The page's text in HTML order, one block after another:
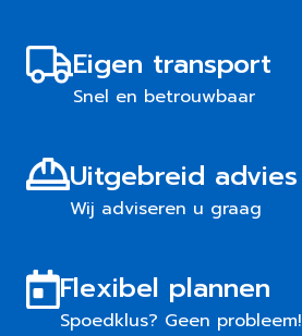
Eigen transport
Snel en betrouwbaar
Uitgebreid advies
Wij adviseren u graag
Flexibel plannen
Spoedklus? Geen probleem!